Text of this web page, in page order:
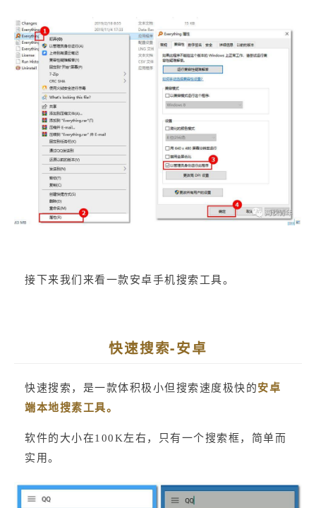
接下来我们来看一款安卓手机搜索工具。
快速搜索-安卓
快速搜索，是一款体积极小但搜索速度极快的安卓
端本地搜素工具。
软件的大小在100K左右，只有一个搜索框，简单而
实用。